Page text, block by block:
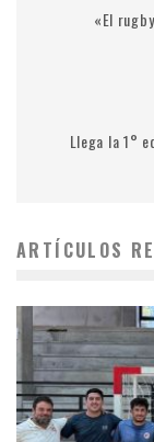
«El
Llega la 1°
ARTÍCULOS